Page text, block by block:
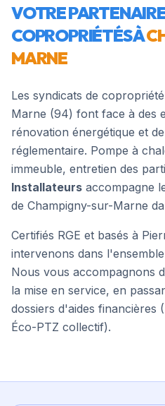
VOTRE
COPROPRIÉTÉS À
MARNE
Les syndicats de
Marne (94) font face à des
rénovation énergétique et
réglementaire. Pompe à
immeuble, entretien des
Installateurs accompagne
de Champigny-sur-Marne
Certifiés RGE et basés à
intervenons dans
Nous vous accompagnons
la mise en service, en
dossiers d'aides financières
Éco-PTZ collectif).